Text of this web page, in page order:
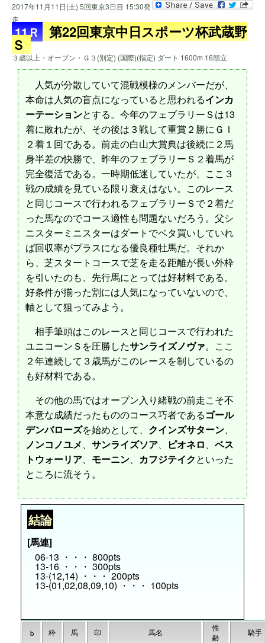
2017年11月11日(土) 5回東京3日目 15:30発
走
11Ｒ 第22回東京中日スポーツ杯武蔵野
Ｓ
３歳以上・オープン・Ｇ３(別定) (国際)(指定) ダート 1600m 16頭立
人気が分散していて混戦模様のメンバーだが、
本命は人気の盲点になっていると思われるインカ
ーテーションとする。今年のフェブラリーＳは13
着に敗れたが、その後は３戦して重賞２勝にＧＩ
２着１回である。前走の白山大賞典は後続に２馬
身半差の快勝で、昨年のフェブラリーＳ２着馬が
完全復活である。一時期低迷していたが、ここ３
戦の成績を見ている限り衰えはない。このレース
と同じコースで行われるフェブラリーＳで２着だ
った馬なのでコース適性も問題ないだろう。父シ
ニスターミニスターはダートでベタ買いしていれ
ば回収率がプラスになる優良種牡馬だ。それか
ら、芝スタートコースで芝を走る距離が長い外枠
を引いたのも、先行馬にとっては好材料である。
好条件が揃った割には人気になっていないので、
軸として狙ってみよう。
相手筆頭はこのレースと同じコースで行われた
ユニコーンＳを圧勝したサンライズノヴァ。ここ
２年連続して３歳馬がこのレースを制しているの
も好材料である。
その他の馬ではオープン入り緒戦の前走こそ不
本意な成績だったもののコース巧者であるゴール
デンバローズを始めとして、 クインズサターン、
ノンコノユメ、 サンライズソア、 ピオネロ、 ベス
トウォーリア、 モーニン、 カフジテイクといった
ところに流そう。
結論
[馬連]
06-13 ・・・ 800pts
13-16 ・・・ 300pts
13-(12,14) ・・・ 200pts
13-(01,02,08,09,10) ・・・ 100pts
b 枠 馬 印 馬名
性
齢
騎手